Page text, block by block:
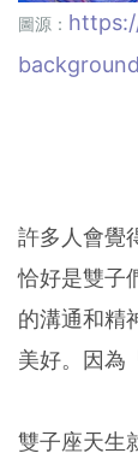
圖源：
許多人會覺
恰好是雙子
的溝通和精
美好。因為
雙子座天生